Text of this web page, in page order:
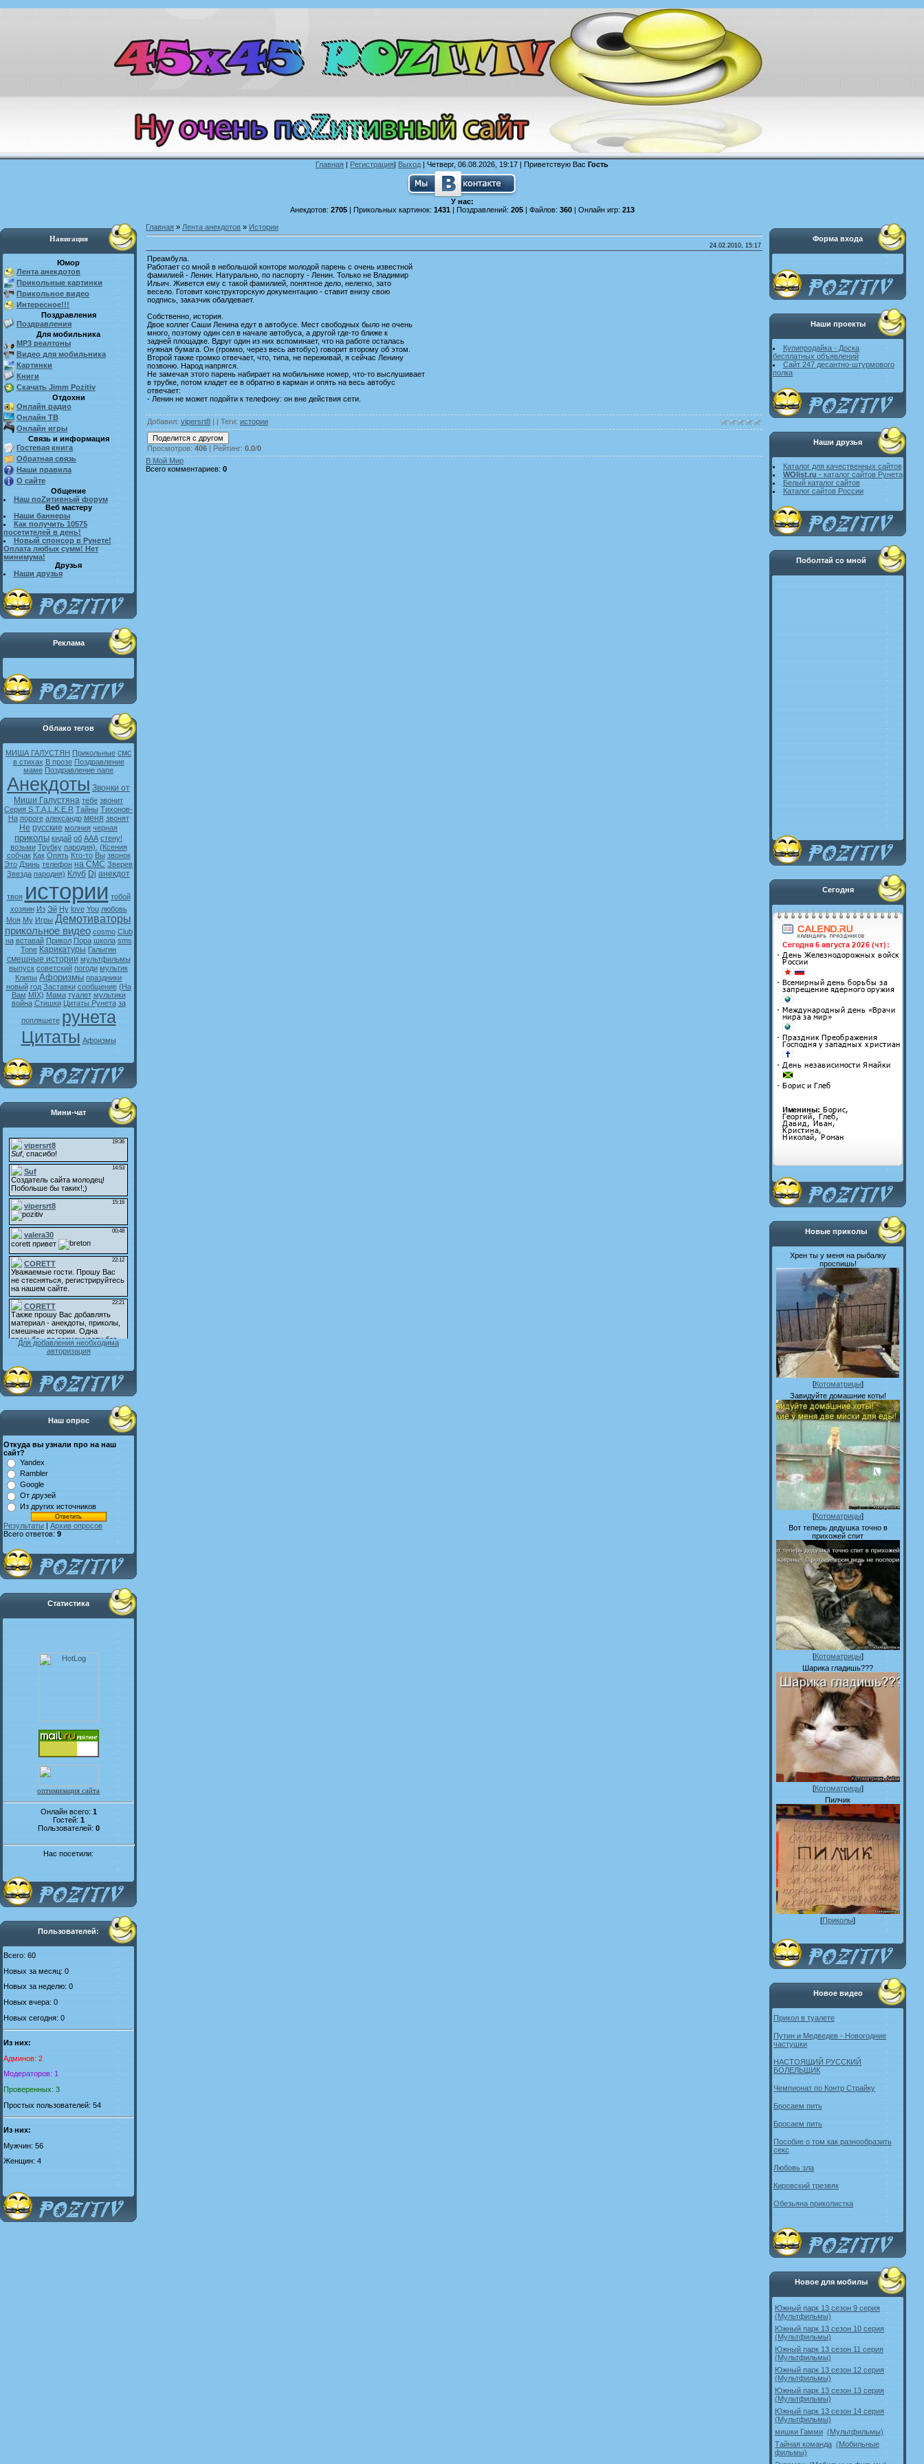
Главная | Регистрация| Выход | Четверг, 06.08.2026, 19:17 | Приветствую Вас Гость
У нас:
Анекдотов: 2705| Прикольных картинок: 1431| Поздравлений: 205| Файлов: 360| Онлайн игр: 213
Навигация
Юмор
Лента анекдотов
Прикольные картинки
Прикольное видео
Интересное!!!
Поздравления
Поздравления
Для мобильника
MP3 реалтоны
Видео для мобильника
Картинки
Книги
Скачать Jimm Pozitiv
Отдохни
Онлайн радио
Онлайн ТВ
Онлайн игры
Связь и информация
Гостевая книга
Обратная связь
Наши правила
О сайте
Общение
Наш поZитивный форум
Веб мастеру
Наши баннеры
Как получить 10575
посетителей в день!
Новый спонсор в Рунете!
Оплата любых сумм! Нет
минимума!
Друзья
Наши друзья
Реклама
Облако тегов
МИША ГАЛУСТЯН Прикольные смс
в стихах В прозе Поздравление
маме Поздравление папе
Анекдоты Звонки от
Миши Галустяна тебе звонит
Серия S.T.A.L.K.E.R Тайны Тихонов-
На пороге александр меня звонят
Не русские молния черная
приколы кидай об ААА стену!
возьми Трубку пародия). (Ксения
собчак Как Опять Кто-то Вы звонок
Это Дзинь телефон на СМС Зверев
Звезда пародия) Клуб Dj анекдот
твоя истории тобой
хозяин Из Эй Ну love You любовь
Моя My Игры Демотиваторы
прикольное видео cosmo Club
на вставай Прикол Пора школа sms
Tone Карикатуры Галыгин
смешные истории мультфильмы
выпуск советский погоди мультик
Клипы Афоризмы праздники
новый год Заставки сообщение (На
Вам MIX) Мама туалет мультики
война Стишки Цитаты Рунета за
попляшете рунета
Цитаты Афоизмы
Мини-чат
Для добавления необходима
авторизация
Наш опрос
Откуда вы узнали про на наш
сайт?
Yandex
Rambler
Google
От друзей
Из других источников
Результаты | Архив опросов
Всего ответов: 9
Статистика
оптимизация сайта
Онлайн всего: 1
Гостей: 1
Пользователей: 0
Нас посетили:
Пользователей:
Всего: 60
Новых за месяц: 0
Новых за неделю: 0
Новых вчера: 0
Новых сегодня: 0
Из них:
Админов: 2
Модераторов: 1
Проверенных: 3
Простых пользователей: 54
Из них:
Мужчин: 56
Женщин: 4
Главная » Лента анекдотов » Истории
24.02.2010, 15:17
Преамбула.
Работает со мной в небольшой конторе молодой парень с очень известной
фамилией - Ленин. Натурально, по паспорту - Ленин. Только не Владимир
Ильич. Живется ему с такой фамилией, понятное дело, нелегко, зато
весело. Готовит конструкторскую документацию - ставит внизу свою
подпись, заказчик обалдевает.
Собственно, история.
Двое коллег Саши Ленина едут в автобусе. Мест свободных было не очень
много, поэтому один сел в начале автобуса, а другой где-то ближе к
задней площадке. Вдруг один из них вспоминает, что на работе осталась
нужная бумага. Он (громко, через весь автобус) говорит второму об этом.
Второй также громко отвечает, что, типа, не переживай, я сейчас Ленину
позвоню. Народ напрягся.
Не замечая этого парень набирает на мобильнике номер, что-то выслушивает
в трубке, потом кладет ее в обратно в карман и опять на весь автобус
отвечает:
- Ленин не может подойти к телефону: он вне действия сети.
Добавил: vipersrt8 | | Теги: истории
Просмотров: 406 | Рейтинг: 0.0/0
В Мой Мир
Всего комментариев: 0
Форма входа
Наши проекты
Купипродайка - Доска
бесплатных объявлений
Сайт 247 десантно-штурмового
полка
Наши друзья
Каталог для качественных сайтов
WOlist.ru - каталог сайтов Рунета
Белый каталог сайтов
Каталог сайтов России
Поболтай со мной
Сегодня
Новые приколы
Хрен ты у меня на рыбалку
проспишь!
[Котоматрицы]
Завидуйте домашние коты!
[Котоматрицы]
Вот теперь дедушка точно в
прихожей спит
[Котоматрицы]
Шарика гладишь???
[Котоматрицы]
Пилчик
[Приколы]
Новое видео
Прикол в туалете
Путин и Медведев - Новогодние
частушки
НАСТОЯЩИЙ РУССКИЙ
БОЛЕЛЬЩИК
Чемпионат по Контр Страйку
Бросаем пить
Бросаем пить
Пособие о том как разнообразить
секс
Любовь зла
Кировский трезвяк
Обезьяна приколистка
Новое для мобилы
Южный парк 13 сезон 9 серия
(Мультфильмы)
Южный парк 13 сезон 10 серия
(Мультфильмы)
Южный парк 13 сезон 11 серия
(Мультфильмы)
Южный парк 13 сезон 12 серия
(Мультфильмы)
Южный парк 13 сезон 13 серия
(Мультфильмы)
Южный парк 13 сезон 14 серия
(Мультфильмы)
мишки Гамми (Мультфильмы)
Тайная команда (Мобильные
фильмы)